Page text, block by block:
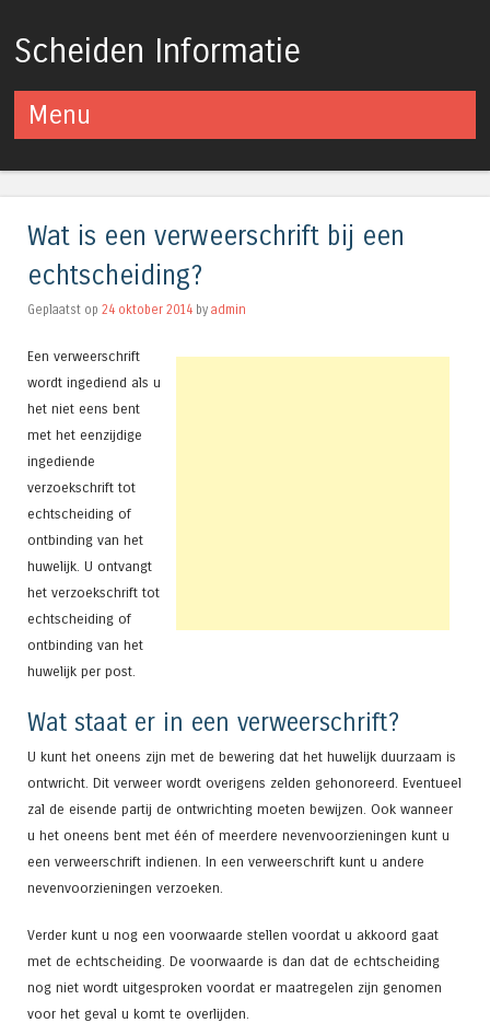
Scheiden Informatie
Menu
Wat is een verweerschrift bij een
echtscheiding?
Geplaatst op 24 oktober 2014 by admin
Een verweerschrift
wordt ingediend als u
het niet eens bent
met het eenzijdige
ingediende
verzoekschrift tot
echtscheiding of
ontbinding van het
huwelijk. U ontvangt
het verzoekschrift tot
echtscheiding of
ontbinding van het
huwelijk per post.
Wat staat er in een verweerschrift?
U kunt het oneens zijn met de bewering dat het huwelijk duurzaam is
ontwricht. Dit verweer wordt overigens zelden gehonoreerd. Eventueel
zal de eisende partij de ontwrichting moeten bewijzen. Ook wanneer
u het oneens bent met één of meerdere nevenvoorzieningen kunt u
een verweerschrift indienen. In een verweerschrift kunt u andere
nevenvoorzieningen verzoeken.
Verder kunt u nog een voorwaarde stellen voordat u akkoord gaat
met de echtscheiding. De voorwaarde is dan dat de echtscheiding
nog niet wordt uitgesproken voordat er maatregelen zijn genomen
voor het geval u komt te overlijden.